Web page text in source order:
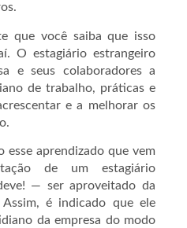
que você saiba que isso
O estagiário estrangeiro
e seus colaboradores a
de trabalho, práticas e
e a melhorar os
esse aprendizado que vem
de um estagiário
— ser aproveitado da
é indicado que ele
da empresa do modo